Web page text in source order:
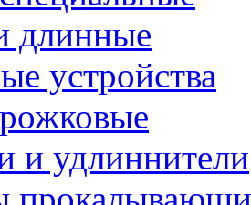
длинные
устройства
и удлиннители